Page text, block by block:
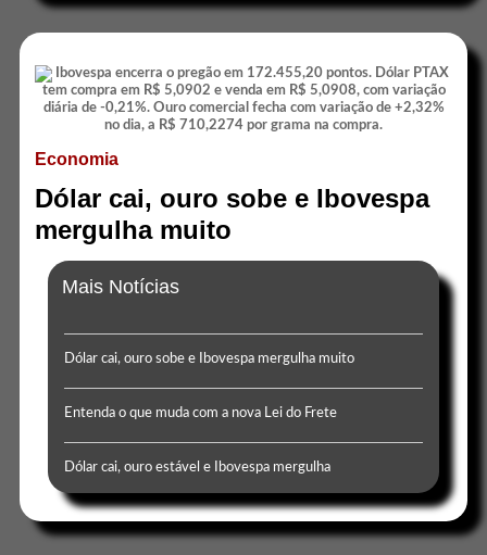
Economia
Dólar cai, ouro sobe e Ibovespa
mergulha muito
Mais Notícias
Dólar cai, ouro sobe e Ibovespa mergulha muito
Entenda o que muda com a nova Lei do Frete
Dólar cai, ouro estável e Ibovespa mergulha